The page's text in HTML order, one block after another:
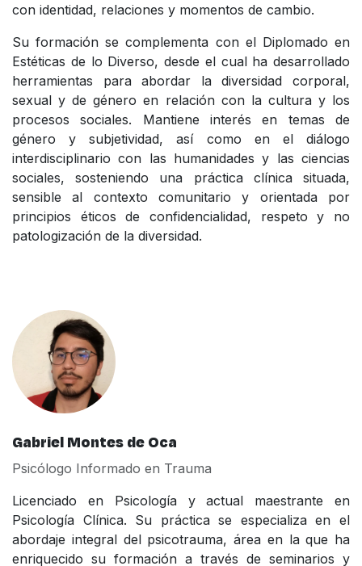
con identidad, relaciones y momentos de cambio.
Su formación se complementa con el Diplomado en
Estéticas de lo Diverso, desde el cual ha desarrollado
herramientas para abordar la diversidad corporal,
sexual y de género en relación con la cultura y los
procesos sociales. Mantiene interés en temas de
género y subjetividad, así como en el diálogo
interdisciplinario con las humanidades y las ciencias
sociales, sosteniendo una práctica clínica situada,
sensible al contexto comunitario y orientada por
principios éticos de confidencialidad, respeto y no
patologización de la diversidad.
Gabriel Montes de Oca
Psicólogo Informado en Trauma
Licenciado en Psicología y actual maestrante en
Psicología Clínica. Su práctica se especializa en el
abordaje integral del psicotrauma, área en la que ha
enriquecido su formación a través de seminarios y